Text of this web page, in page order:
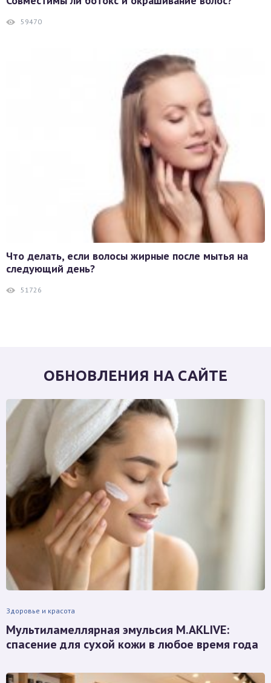
59470
Что делать, если волосы жирные после мытья на
следующий день?
51726
ОБНОВЛЕНИЯ НА САЙТЕ
Здоровье и красота
Мультиламеллярная эмульсия M.AKLIVE:
спасение для сухой кожи в любое время года